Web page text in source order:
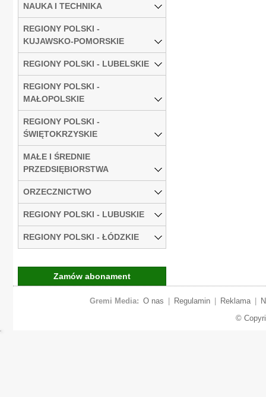
NAUKA I TECHNIKA
REGIONY POLSKI -
KUJAWSKO-POMORSKIE
REGIONY POLSKI - LUBELSKIE
REGIONY POLSKI -
MAŁOPOLSKIE
REGIONY POLSKI -
ŚWIĘTOKRZYSKIE
MAŁE I ŚREDNIE
PRZEDSIĘBIORSTWA
ORZECZNICTWO
REGIONY POLSKI - LUBUSKIE
REGIONY POLSKI - ŁÓDZKIE
Zamów abonament
Gremi Media: O nas Regulamin Reklama
©